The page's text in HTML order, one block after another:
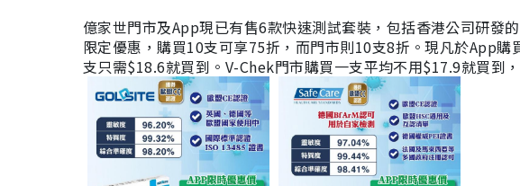
億家世門市及App現已有售6款快速測試套裝，包括香港公司研
限定優惠，購買10支可享75折，而門市則10支8折。現凡於App
支只需$18.6就買到。V-Chek門市購買一支平均不用$17.9就買到